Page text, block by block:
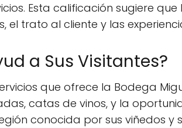
Esta calificación sugiere
trato al cliente y las
a Sus Visitantes?
que ofrece la Bodega
catas de vinos, y la
conocida por sus viñedos y